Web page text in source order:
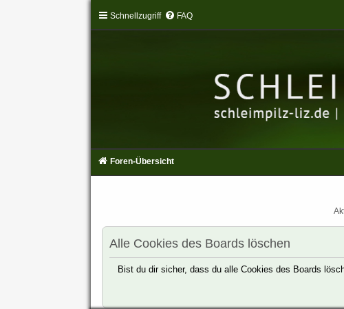
Schnellzugriff FAQ
Foren-Übersicht
Alle Cookies des Boards löschen
Bist du dir sicher, dass du alle Cookies des Boards